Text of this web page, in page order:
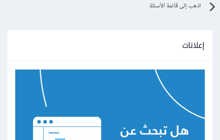
اذهب إلى قائمة الأسئلة
إعلانات